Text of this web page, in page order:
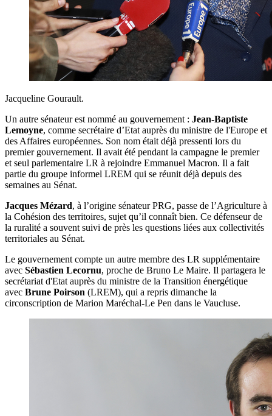
Jacqueline Gourault.
Un autre sénateur est nommé au gouvernement : Jean-Baptiste
Lemoyne, comme secrétaire d’Etat auprès du ministre de l'Europe et
des Affaires européennes. Son nom était déjà pressenti lors du
premier gouvernement. Il avait été pendant la campagne le premier
et seul parlementaire LR à rejoindre Emmanuel Macron. Il a fait
partie du groupe informel LREM qui se réunit déjà depuis des
semaines au Sénat.
Jacques Mézard, à l’origine sénateur PRG, passe de l’Agriculture à
la Cohésion des territoires, sujet qu’il connaît bien. Ce défenseur de
la ruralité a souvent suivi de près les questions liées aux collectivités
territoriales au Sénat.
Le gouvernement compte un autre membre des LR supplémentaire
avec Sébastien Lecornu, proche de Bruno Le Maire. Il partagera le
secrétariat d'Etat auprès du ministre de la Transition énergétique
avec Brune Poirson (LREM), qui a repris dimanche la
circonscription de Marion Maréchal-Le Pen dans le Vaucluse.